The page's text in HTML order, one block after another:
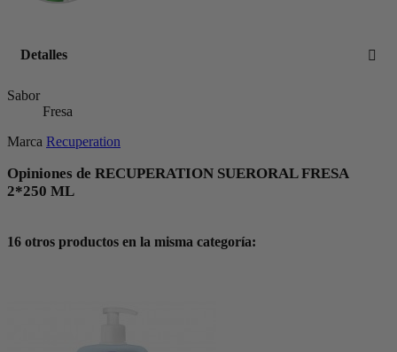
Detalles
Sabor
Fresa
Marca Recuperation
Opiniones de RECUPERATION SUERORAL FRESA
2*250 ML
16 otros productos en la misma categoría: